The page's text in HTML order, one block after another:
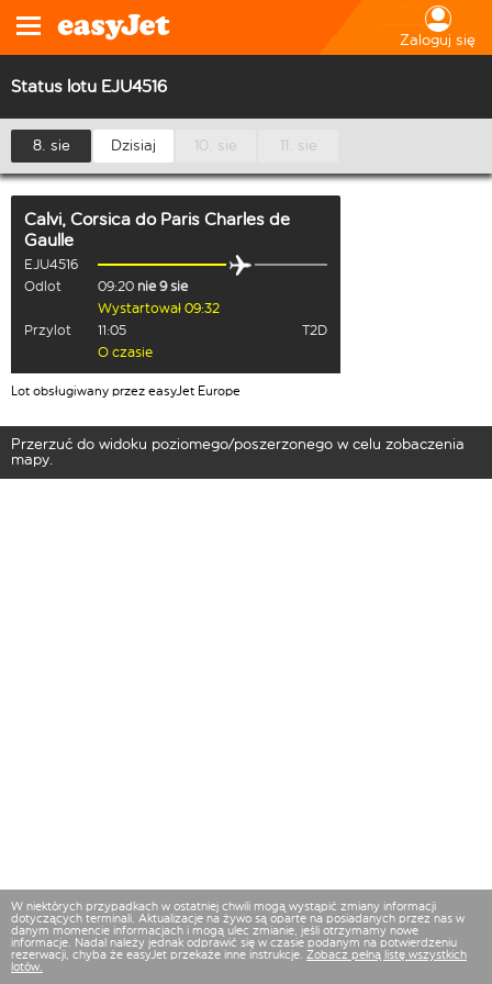
Zaloguj się
Status lotu EJU4516
8. sie Dzisiaj 10. sie 11. sie
Calvi, Corsica do Paris Charles de
Gaulle
EJU4516
Odlot
09:20 nie 9 sie
Wystartował 09:32
Przylot
11:05
T2D
O czasie
Lot obsługiwany przez easyJet Europe
Przerzuć do widoku poziomego/poszerzonego w celu zobaczenia
mapy.
W niektórych przypadkach w ostatniej chwili mogą wystąpić zmiany informacji
dotyczących terminali. Aktualizacje na żywo są oparte na posiadanych przez nas w
danym momencie informacjach i mogą ulec zmianie, jeśli otrzymamy nowe
informacje. Nadal należy jednak odprawić się w czasie podanym na potwierdzeniu
rezerwacji, chyba że easyJet przekaże inne instrukcje. Zobacz pełną listę wszystkich
lotów.